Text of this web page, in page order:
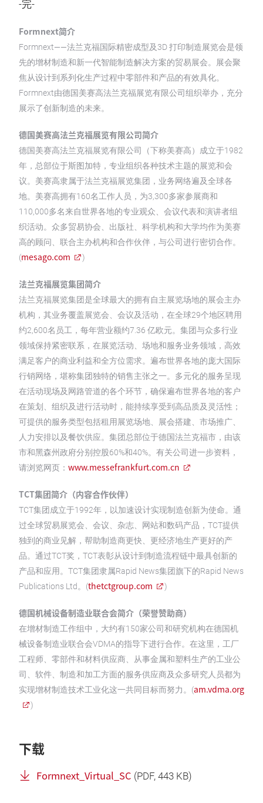
-完-
Formnext简介
Formnext——法兰克福国际精密成型及3D 打印制造展览会是领
先的增材制造和新一代智能制造解决方案的贸易展会。展会聚
焦从设计到系列化生产过程中零部件和产品的有效具化。
Formnext由德国美赛高法兰克福展览有限公司组织举办，充分
展示了创新制造的未来。
德国美赛高法兰克福展览有限公司简介
德国美赛高法兰克福展览有限公司（下称美赛高）成立于1982
年，总部位于斯图加特，专业组织各种技术主题的展览和会
议。美赛高隶属于法兰克福展览集团，业务网络遍及全球各
地。美赛高拥有160名工作人员，为3,300多家参展商和
110,000多名来自世界各地的专业观众、会议代表和演讲者组
织活动。众多贸易协会、出版社、科学机构和大学均作为美赛
高的顾问、联合主办机构和合作伙伴，与公司进行密切合作。
(mesago.com )
法兰克福展览集团简介
法兰克福展览集团是全球最大的拥有自主展览场地的展会主办
机构，其业务覆盖展览会、会议及活动，在全球29个地区聘用
约2,600名员工，每年营业额约7.36 亿欧元。集团与众多行业
领域保持紧密联系，在展览活动、场地和服务业务领域，高效
满足客户的商业利益和全方位需求。遍布世界各地的庞大国际
行销网络，堪称集团独特的销售主张之一。多元化的服务呈现
在活动现场及网路管道的各个环节，确保遍布世界各地的客户
在策划、组织及进行活动时，能持续享受到高品质及灵活性；
可提供的服务类型包括租用展览场地、展会搭建、市场推广、
人力安排以及餐饮供应。集团总部位于德国法兰克福市，由该
市和黑森州政府分别控股60%和40%。有关公司进一步资料，
请浏览网页： www.messefrankfurt.com.cn
TCT集团简介（内容合作伙伴）
TCT集团成立于1992年，以加速设计实现制造创新为使命。通
过全球贸易展览会、会议、杂志、网站和数码产品，TCT提供
独到的商业见解，帮助制造商更快、更经济地生产更好的产
品。通过TCT奖，TCT表彰从设计到制造流程链中最具创新的
产品和应用。TCT集团隶属Rapid News集团旗下的Rapid News
Publications Ltd。(thetctgroup.com )
德国机械设备制造业联合会简介（荣誉赞助商）
在增材制造工作组中，大约有150家公司和研究机构在德国机
械设备制造业联合会VDMA的指导下进行合作。在这里，工厂
工程师、零部件和材料供应商、从事金属和塑料生产的工业公
司、软件、制造和加工方面的服务供应商及众多研究人员都为
实现增材制造技术工业化这一共同目标而努力。(am.vdma.org
)
下载
Formnext_Virtual_SC (PDF, 443 KB)